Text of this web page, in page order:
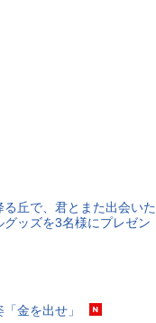
丘で、君とまた出会いた
グッズを3名様にプレゼン
金を出せ」